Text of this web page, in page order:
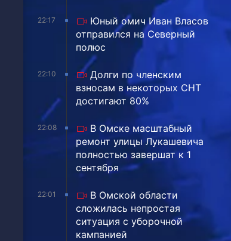
22:17
Юный омич Иван Власов
отправился на Северный
полюс
22:10
Долги по членским
взносам в некоторых СНТ
достигают 80%
22:08
В Омске масштабный
ремонт улицы Лукашевича
полностью завершат к 1
сентября
22:01
В Омской области
сложилась непростая
ситуация с уборочной
кампанией